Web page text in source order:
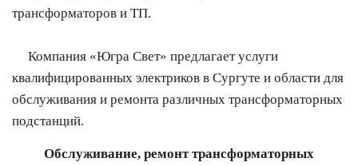
трансформаторов и ТП.
Компания «Югра Свет» предлагает услуги
квалифицированных электриков в Сургуте и области для
обслуживания и ремонта различных трансформаторных
подстанций.
Обслуживание, ремонт трансформаторных